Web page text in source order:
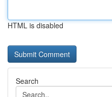
HTML is disabled
Search